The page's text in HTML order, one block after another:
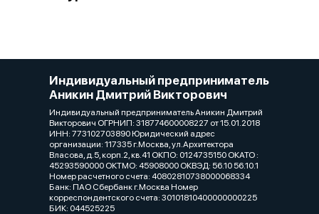
Индивидуальный предприниматель
Аникин Дмитрий Викторович
Индивидуальный предприниматель Аникин Дмитрий
Викторович ОГРНИП: 318774600008227 от 15.01.2018
ИНН: 773102703890 Юридический адрес
организации: 117335 г.Москва, ул.Архитектора
Власова, д.5, корп.2, кв.41 ОКПО: 0124735150 ОКАТО :
45293590000 ОКТМО: 45908000 ОКВЭД: 56.10 56.10.1
Номер расчетного счета: 40802810738000068334
Банк: ПАО Сбербанк г.Москва Номер
корреспондентского счета: 30101810400000000225
БИК: 044525225